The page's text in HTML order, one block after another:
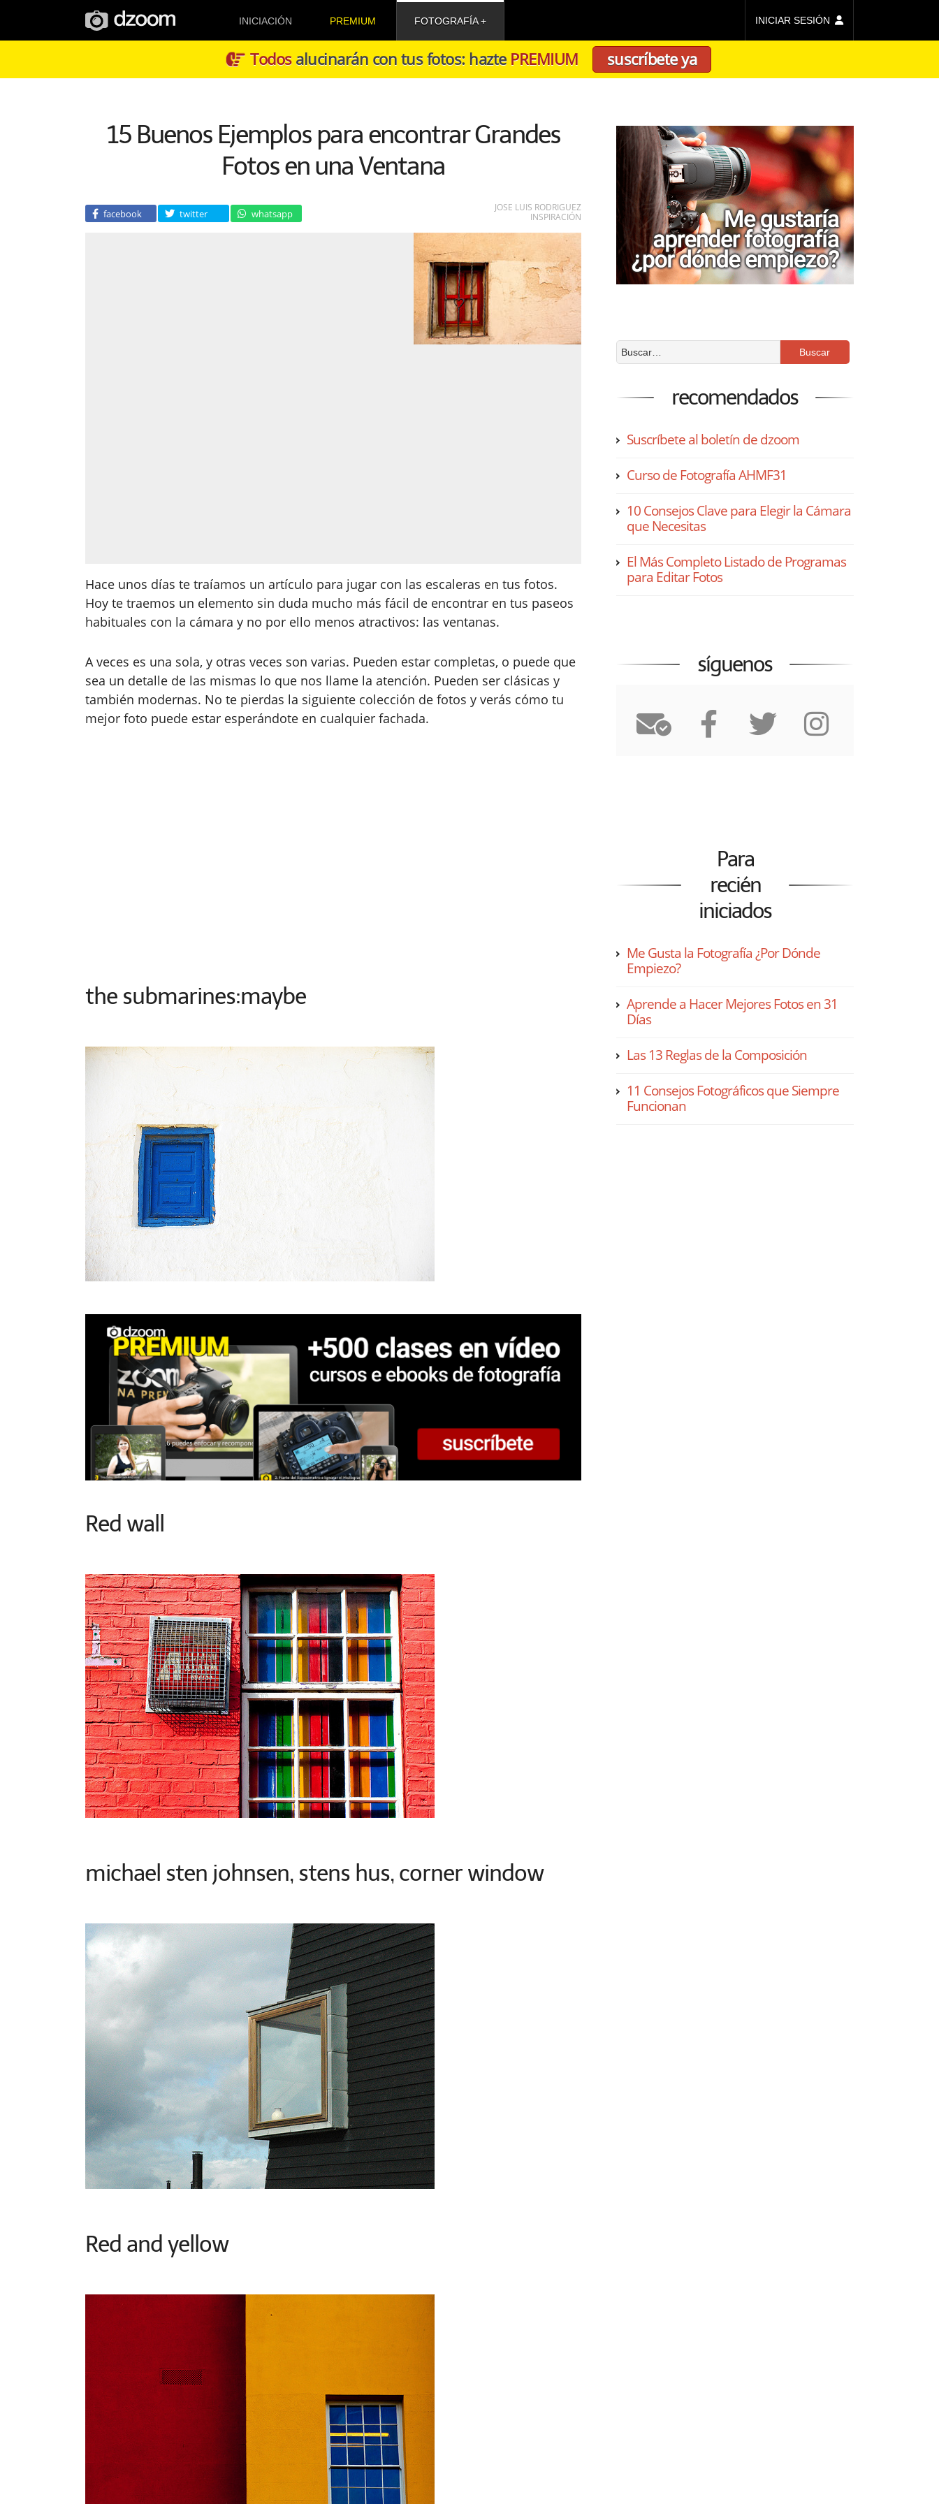
INICIACIÓN PREMIUM FOTOGRAFÍA INICIAR SESIÓN
Todosalucinarán con tus fotos: hazte PREMIUM suscríbete ya
15 Buenos Ejemplos para encontrar Grandes
Fotos en una Ventana
facebook twitter whatsapp
JOSE LUIS RODRIGUEZ
INSPIRACIÓN
Hace unos días te traíamos un artículo para jugar con las escaleras en tus fotos.
Hoy te traemos un elemento sin duda mucho más fácil de encontrar en tus paseos
habituales con la cámara y no por ello menos atractivos: las ventanas.
A veces es una sola, y otras veces son varias. Pueden estar completas, o puede que
sea un detalle de las mismas lo que nos llame la atención. Pueden ser clásicas y
también modernas. No te pierdas la siguiente colección de fotos y verás cómo tu
mejor foto puede estar esperándote en cualquier fachada.
the submarines:maybe
Red wall
michael sten johnsen, stens hus, corner window
Red and yellow
recomendados
Suscríbete al boletín de dzoom
Curso de Fotografía AHMF31
10 Consejos Clave para Elegir la Cámara
que Necesitas
El Más Completo Listado de Programas
para Editar Fotos
síguenos
Para
recién
iniciados
Me Gusta la Fotografía ¿Por Dónde
Empiezo?
Aprende a Hacer Mejores Fotos en 31
Días
Las 13 Reglas de la Composición
11 Consejos Fotográficos que Siempre
Funcionan